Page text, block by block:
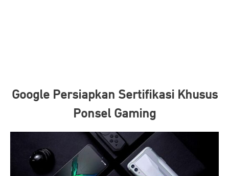
Google Persiapkan Sertifikasi Khusus
Ponsel Gaming